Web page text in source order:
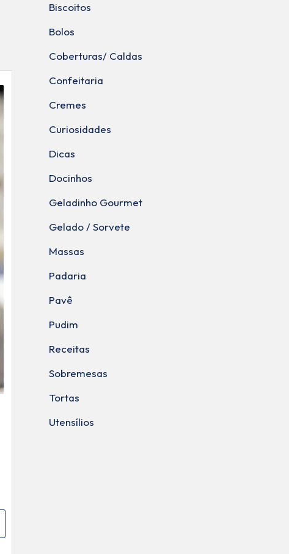
Biscoitos
Bolos
Coberturas/ Caldas
Confeitaria
Cremes
Curiosidades
Dicas
Docinhos
Geladinho Gourmet
Gelado / Sorvete
Massas
Padaria
Pavê
Pudim
Receitas
Sobremesas
Tortas
Utensílios